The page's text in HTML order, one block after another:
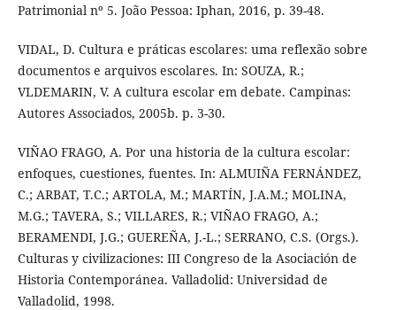
Patrimonial nº 5. João Pessoa: Iphan, 2016, p. 39-48.
VIDAL, D. Cultura e práticas escolares: uma reflexão sobre
documentos e arquivos escolares. In: SOUZA, R.;
VLDEMARIN, V. A cultura escolar em debate. Campinas:
Autores Associados, 2005b. p. 3-30.
VIÑAO FRAGO, A. Por una historia de la cultura escolar:
enfoques, cuestiones, fuentes. In: ALMUIÑA FERNÁNDEZ,
C.; ARBAT, T.C.; ARTOLA, M.; MARTÍN, J.A.M.; MOLINA,
M.G.; TAVERA, S.; VILLARES, R.; VIÑAO FRAGO, A.;
BERAMENDI, J.G.; GUEREÑA, J.-L.; SERRANO, C.S. (Orgs.).
Culturas y civilizaciones: III Congreso de la Asociación de
Historia Contemporánea. Valladolid: Universidad de
Valladolid, 1998.